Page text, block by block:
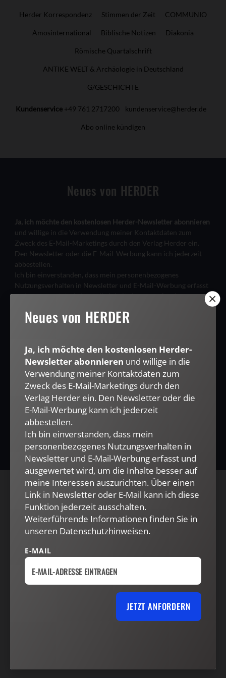
Herder Korrespondenz Stimmen der Zeit COMMUNIO
Amosinternational Biblische Notizen Diakonia
Römische Quartalschrift
ANTIKE WELT & Archäologie in Deutschland
G/GESCHICHTE
Kundenservice +49 761 2717200 kundenservice@herder.de
Abo online kündigen
Neues von HERDER
Ja, ich möchte den kostenlosen Herder-Newsletter abonnieren
und willige in die Verwendung meiner Kontaktdaten zum
Zweck des E-Mail-Marketings durch den Verlag Herder ein.
Den Newsletter oder die E-Mail-Werbung kann ich jederzeit
abbestellen.
Ich bin einverstanden, dass mein personenbezogenes
Nutzungsverhalten in Newsletter und E-Mail-Werbung erfasst
und ausgewertet wird, um die Inhalte besser auf meine
Interessen auszurichten. Über einen Link in Newsletter oder E-
Mail kann ich diese Funktion jederzeit ausschalten.
E-MAIL
JETZT ANMELDEN
AGB und Widerrufsbelehrung Datenschutz
Barrierefreiheit Impressum
VERTRAG WIDERRUFEN
Neues von HERDER
Ja, ich möchte den kostenlosen Herder-
Newsletter abonnieren und willige in die
Verwendung meiner Kontaktdaten zum
Zweck des E-Mail-Marketings durch den
Verlag Herder ein. Den Newsletter oder die
E-Mail-Werbung kann ich jederzeit
abbestellen.
Ich bin einverstanden, dass mein
personenbezogenes Nutzungsverhalten in
Newsletter und E-Mail-Werbung erfasst und
ausgewertet wird, um die Inhalte besser auf
meine Interessen auszurichten. Über einen
Link in Newsletter oder E-Mail kann ich diese
Funktion jederzeit ausschalten.
Weiterführende Informationen finden Sie in
unseren Datenschutzhinweisen.
E-MAIL
JETZT ANFORDERN